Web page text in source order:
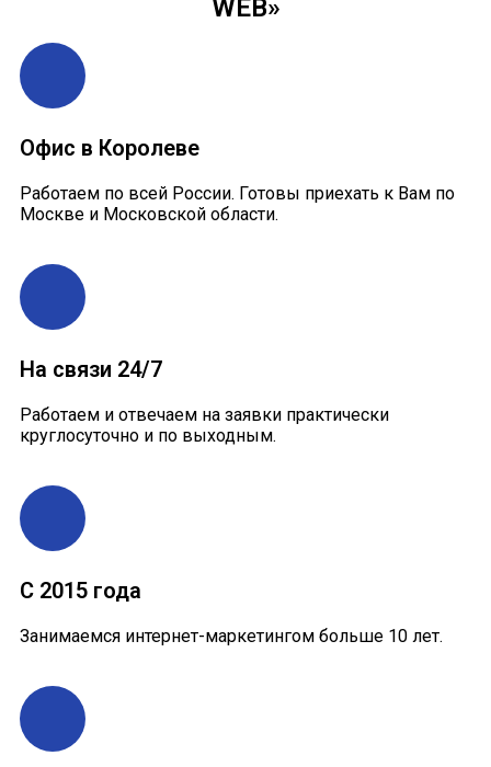
WEB»
Офис в Королеве
Работаем по всей России. Готовы приехать к Вам по
Москве и Московской области.
На связи 24/7
Работаем и отвечаем на заявки практически
круглосуточно и по выходным.
С 2015 года
Занимаемся интернет-маркетингом больше 10 лет.